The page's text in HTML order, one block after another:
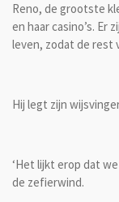
Reno, de grootste
en haar casino’s. Er
leven, zodat de rest
Hij legt zijn
‘Het lijkt erop dat
de zefierwind.